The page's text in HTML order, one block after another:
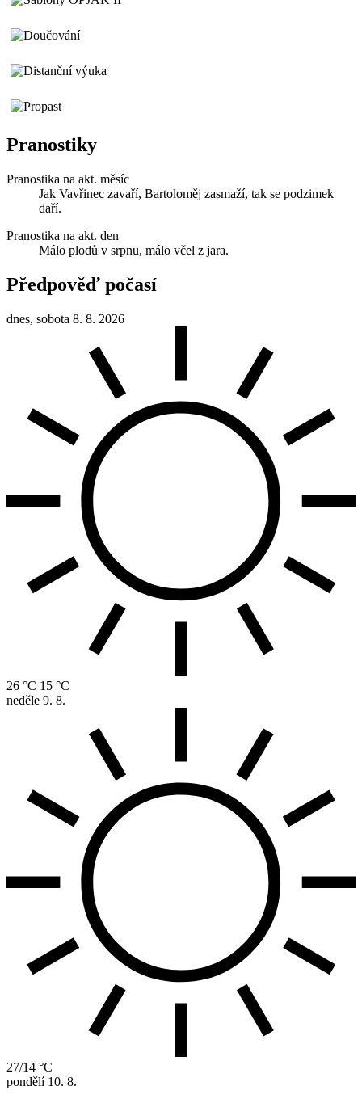
Pranostiky
Pranostika na akt. měsíc
Jak Vavřinec zavaří, Bartoloměj zasmaží, tak se podzimek
daří.
Pranostika na akt. den
Málo plodů v srpnu, málo včel z jara.
Předpověď počasí
dnes, sobota 8. 8. 2026
26 °C 15 °C
neděle 9. 8.
27/14 °C
pondělí 10. 8.